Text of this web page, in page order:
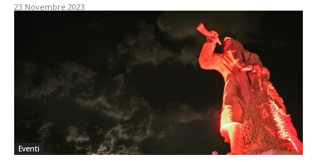
23 Novembre 2023
Eventi